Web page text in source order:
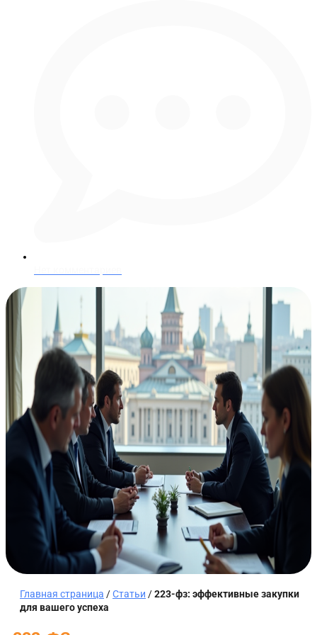
Главная страница /Статьи /223-фз: эффективные закупки
для вашего успеха